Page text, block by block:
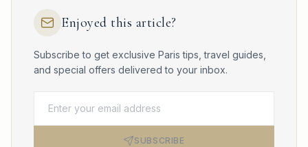
Enjoyed this article?
Subscribe to get exclusive Paris tips, travel guides,
and special offers delivered to your inbox.
SUBSCRIBE